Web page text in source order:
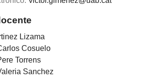
Lizama
Cosuelo
Torrens
Sanchez